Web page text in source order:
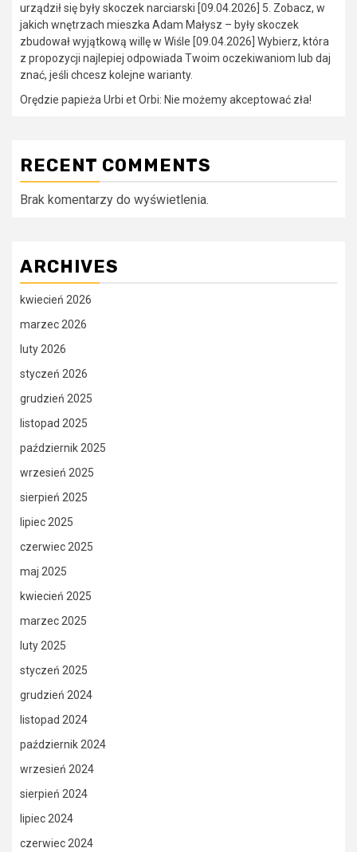
urządził się były skoczek narciarski [09.04.2026] 5. Zobacz, w
jakich wnętrzach mieszka Adam Małysz – były skoczek
zbudował wyjątkową willę w Wiśle [09.04.2026] Wybierz, która
z propozycji najlepiej odpowiada Twoim oczekiwaniom lub daj
znać, jeśli chcesz kolejne warianty.
Orędzie papieża Urbi et Orbi: Nie możemy akceptować zła!
RECENT COMMENTS
Brak komentarzy do wyświetlenia.
ARCHIVES
kwiecień 2026
marzec 2026
luty 2026
styczeń 2026
grudzień 2025
listopad 2025
październik 2025
wrzesień 2025
sierpień 2025
lipiec 2025
czerwiec 2025
maj 2025
kwiecień 2025
marzec 2025
luty 2025
styczeń 2025
grudzień 2024
listopad 2024
październik 2024
wrzesień 2024
sierpień 2024
lipiec 2024
czerwiec 2024